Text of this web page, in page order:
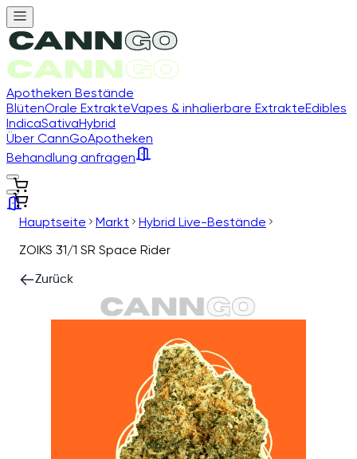
Apotheken Bestände
BlütenOrale ExtrakteVapes & inhalierbare ExtrakteEdibles
IndicaSativaHybrid
Über CannGoApotheken
Behandlung anfragen
Hauptseite Markt
Hybrid Live-Bestände
ZOIKS 31/1 SR Space Rider
Zurück